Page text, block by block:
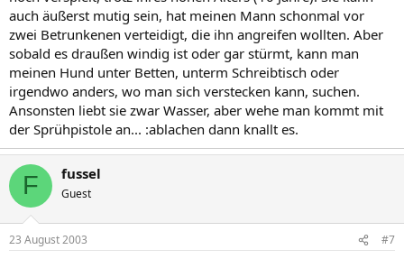
auch äußerst mutig sein, hat meinen Mann schonmal vor
zwei Betrunkenen verteidigt, die ihn angreifen wollten. Aber
sobald es draußen windig ist oder gar stürmt, kann man
meinen Hund unter Betten, unterm Schreibtisch oder
irgendwo anders, wo man sich verstecken kann, suchen.
Ansonsten liebt sie zwar Wasser, aber wehe man kommt mit
der Sprühpistole an... :ablachen dann knallt es.
F fussel
Guest
23 August 2003 #7